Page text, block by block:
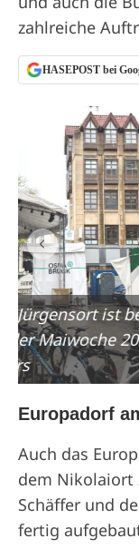
zahlreiche
HASEPOST bei
In der
Buden für
Hannah
Europadorf
Auch das
dem Nikolaiort
Schäffer und
fertig